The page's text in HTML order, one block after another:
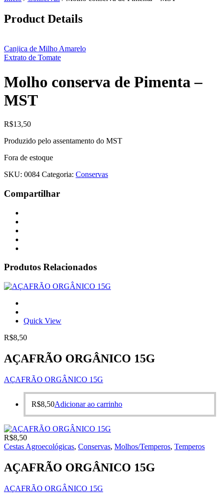
Product Details
Canjica de Milho Amarelo
Extrato de Tomate
Molho conserva de Pimenta –
MST
R$13,50
Produzido pelo assentamento do MST
Fora de estoque
SKU: 0084 Categoria: Conservas
Compartilhar
Produtos Relacionados
Quick View
R$8,50
AÇAFRÃO ORGÂNICO 15G
AÇAFRÃO ORGÂNICO 15G
R$8,50Adicionar ao carrinho
R$8,50
Cestas Agroecológicas, Conservas, Molhos/Temperos, Temperos
AÇAFRÃO ORGÂNICO 15G
AÇAFRÃO ORGÂNICO 15G